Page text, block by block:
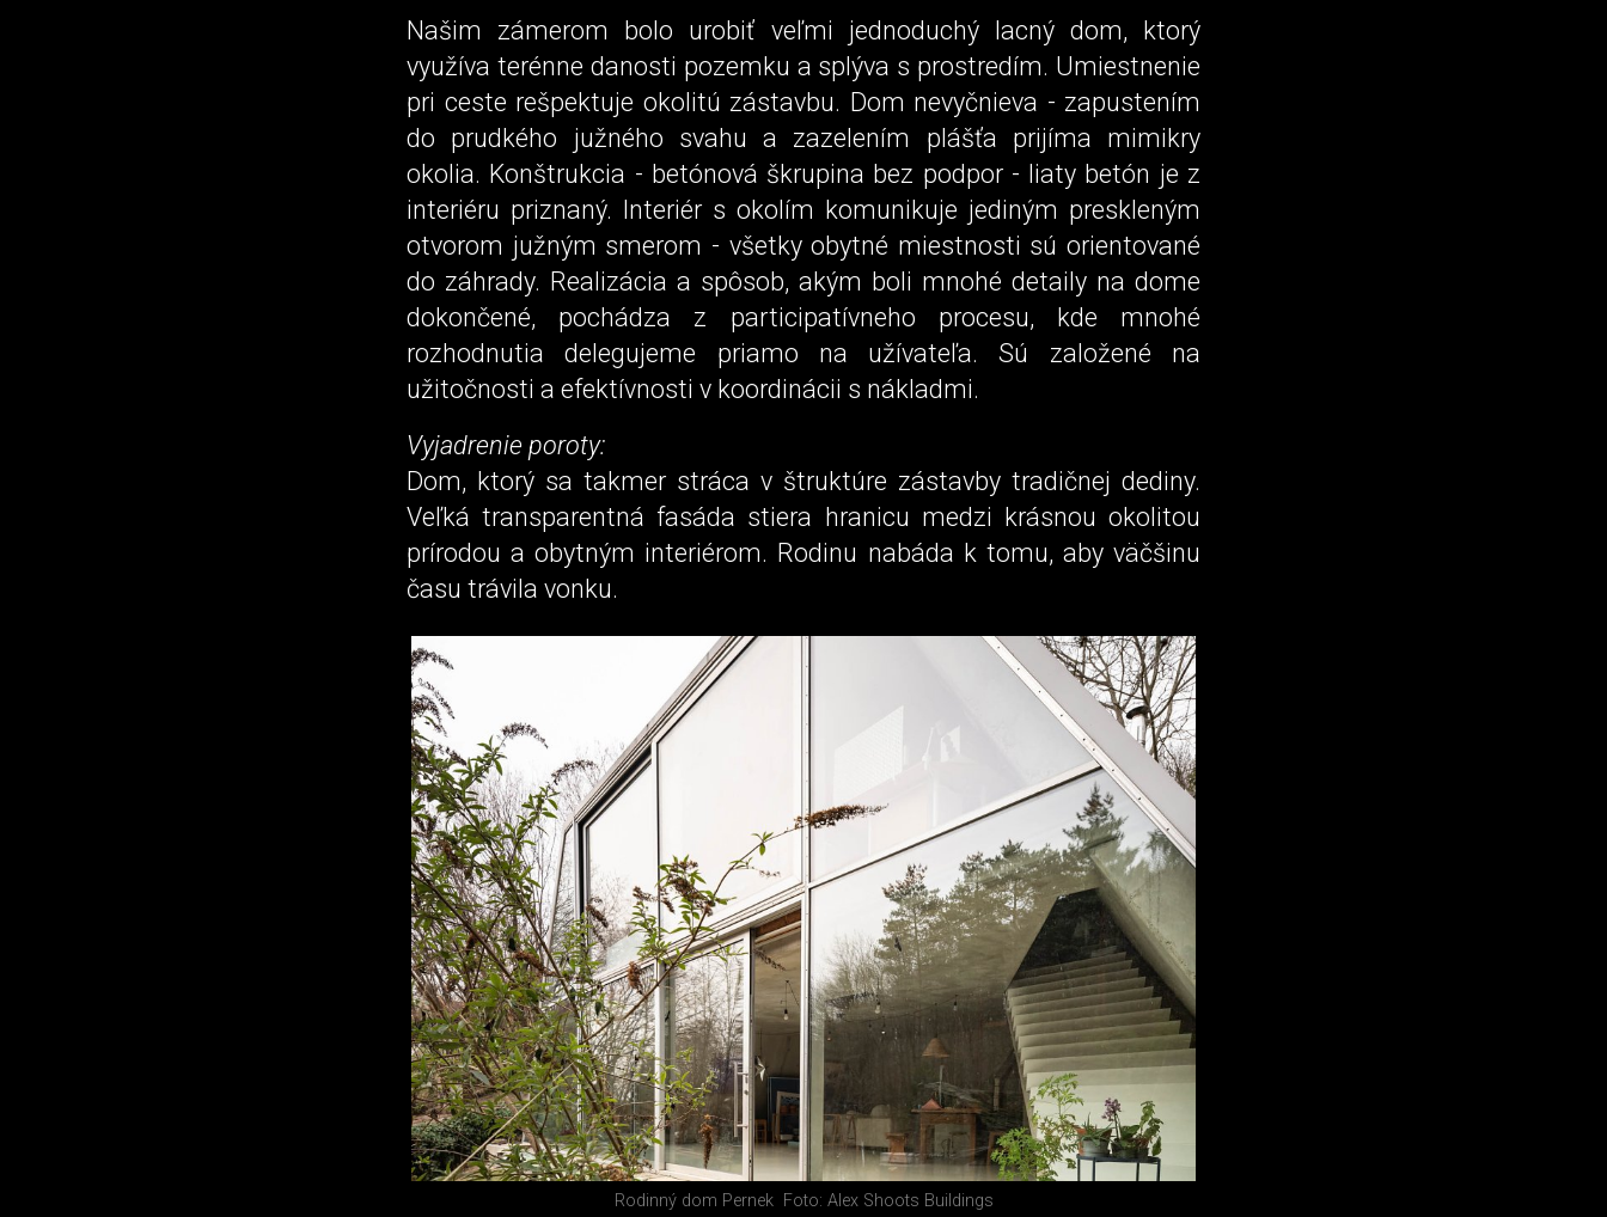
Našim zámerom bolo urobiť veľmi jednoduchý lacný dom, ktorý
využíva terénne danosti pozemku a splýva s prostredím. Umiestnenie
pri ceste rešpektuje okolitú zástavbu. Dom nevyčnieva - zapustením
do prudkého južného svahu a zazelením plášťa prijíma mimikry
okolia. Konštrukcia - betónová škrupina bez podpor - liaty betón je z
interiéru priznaný. Interiér s okolím komunikuje jediným preskleným
otvorom južným smerom - všetky obytné miestnosti sú orientované
do záhrady. Realizácia a spôsob, akým boli mnohé detaily na dome
dokončené, pochádza z participatívneho procesu, kde mnohé
rozhodnutia delegujeme priamo na užívateľa. Sú založené na
užitočnosti a efektívnosti v koordinácii s nákladmi.
Vyjadrenie poroty:
Dom, ktorý sa takmer stráca v štruktúre zástavby tradičnej dediny.
Veľká transparentná fasáda stiera hranicu medzi krásnou okolitou
prírodou a obytným interiérom. Rodinu nabáda k tomu, aby väčšinu
času trávila vonku.
Rodinný dom Pernek Foto: Alex Shoots Buildings